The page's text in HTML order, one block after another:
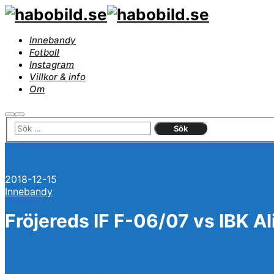
Innebandy
Fotboll
Instagram
Villkor & info
Om
SökHuvudmeny
2018-12-15
Innebandy
Fröjereds IF F-06/07 vs IBK